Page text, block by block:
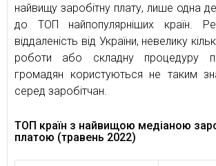
найвищу заробітну плату, лише одна
до ТОП найпопулярніших країн.
віддаленість від України, невелику
роботи або складну процедуру
громадян користуються не таким
серед заробітчан.
ТОП країн з найвищою медіаною
платою (травень 2022)